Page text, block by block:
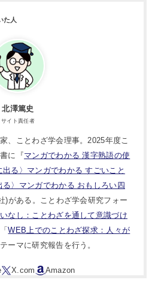
北澤篤史
サイト責任者
、ことわざ学会理事。2025年度こ
に『マンガでわかる 漢字熟語の使
出る〉マンガでわかる すごいこと
る〉マンガでわかる おもしろい四
)がある。ことわざ学会研究フォー
なし：ことわざを通して意識づけ
WEB上でのことわざ探求：人々が
ーマに研究報告を行う。